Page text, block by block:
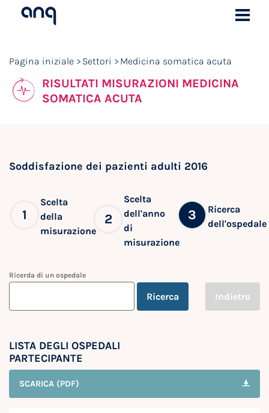
Pagina iniziale Settori Medicina somatica acuta
RISULTATI MISURAZIONI MEDICINA
SOMATICA ACUTA
Soddisfazione dei pazienti adulti 2016
1
Scelta
della
misurazione
2
Scelta
dell'anno
di
misurazione
3
Ricerca
dell'ospedale
Ricerda di un ospedale
Ricerca Indietro
LISTA DEGLI OSPEDALI
PARTECIPANTE
SCARICA (PDF)